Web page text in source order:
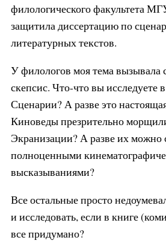
филологического факультета
защитила диссертацию по
литературных текстов.
У филологов моя тема вызывала
скепсис. Что-что вы исследуете
Сценарии? А разве это
Киноведы презрительно
Экранизации? А разве их можно
полноценными
высказываниями?
Все остальные просто
и исследовать, если в книге
все придумано?